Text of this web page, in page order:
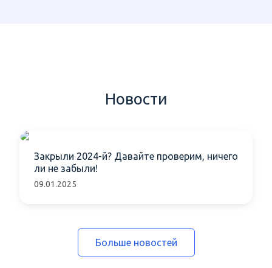
Новости
Закрыли 2024-й? Давайте проверим, ничего
ли не забыли!
09.01.2025
Больше новостей